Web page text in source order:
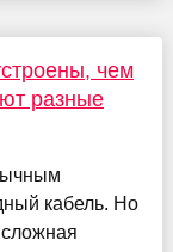
чем
разные
кабель. Но